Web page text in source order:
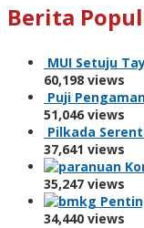
Berita
MUI Setuju
60,198 views
Puji
51,046 views
Pilkada
37,641 views
35,247 views
34,440 views